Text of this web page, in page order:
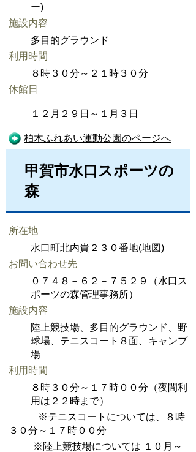
ー)
施設内容
多目的グラウンド
利用時間
８時３０分～２１時３０分
休館日
１２月２９日～１月３日
柏木ふれあい運動公園のページへ
甲賀市水口スポーツの
森
所在地
水口町北内貴２３０番地(地図)
お問い合わせ先
０７４８－６２－７５２９（水口ス
ポーツの森管理事務所）
施設内容
陸上競技場、多目的グラウンド、野
球場、テニスコート８面、キャンプ
場
利用時間
８時３０分～１７時００分（夜間利
用は２２時まで）
※テニスコートについては、８時
３０分～１７時００分
※陸上競技場については １０月～